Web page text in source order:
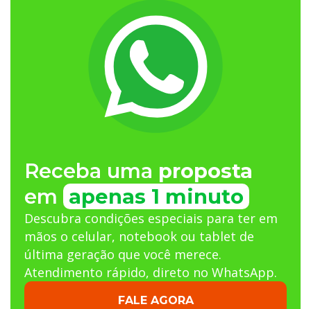
Receba uma proposta
em apenas 1 minuto
Descubra condições especiais para ter em
mãos o celular, notebook ou tablet de
última geração que você merece.
Atendimento rápido, direto no WhatsApp.
FALE AGORA